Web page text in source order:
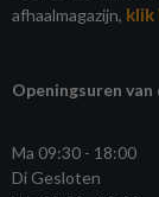
afhaalmagazijn, klik
Openingsuren van
Ma 09:30 - 18:00
Di Gesloten